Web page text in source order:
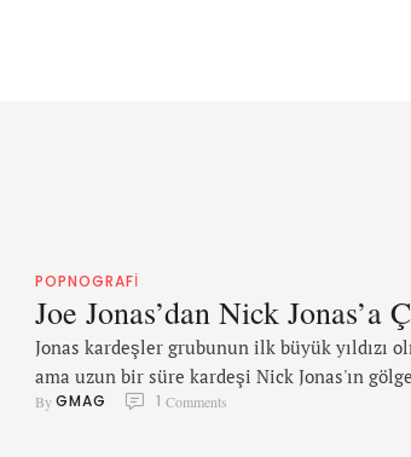
POPNOGRAFI
Joe Jonas’dan Nick Jonas’a
Jonas kardeşler grubunun ilk büyük yıldızı
ama uzun bir süre kardeşi Nick Jonas'ın
Jonas, sonunda işin püf noktasını bulmuş,
By GMAG 1 Comments